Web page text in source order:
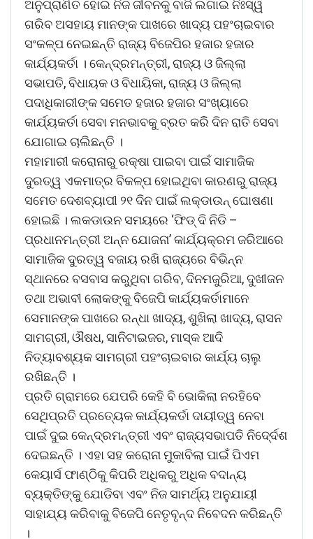
ଅନୁପ୍ରାଣିତ ହୋଇ ନିଜ ଜୀବନକୁ ବାଜି ଲଗାଇ ନିଃସ୍ୱ
ଗରିବ ଅସହାୟ ମାନଙ୍କ ପାଖରେ ଖାଦ୍ୟ ପହଂଚାଇବାର
ସଂକଳ୍ପ ନେଇଛନ୍ତି ରାଜ୍ୟ ବିଜେପିର ହଜାର ହଜାର
କାର୍ଯ୍ୟକର୍ତା । କେନ୍ଦ୍ରମନ୍ତ୍ରୀ, ରାଜ୍ୟ ଓ ଜିଲ୍ଲା
ସଭାପତି, ବିଧାୟକ ଓ ବିଧାୟିକା, ରାଜ୍ୟ ଓ ଜିଲ୍ଲା
ପଦାଧିକାରୀଙ୍କ ସମେତ ହଜାର ହଜାର ସଂଖ୍ୟାରେ
କାର୍ଯ୍ୟକର୍ତା ସେବା ମନଭାବକୁ ବ୍ରତ କରିି ଦିନ ରାତି ସେବା
ଯୋଗାଇ ଚାଲିଛନ୍ତି ।
ମହାମାରୀ କରୋନାରୁ ରକ୍ଷା ପାଇବା ପାଇଁ ସାମାଜିକ
ଦୁରତ୍ୱ ଏକମାତ୍ର ବିକଳ୍ପ ହୋଇଥିବା କାରଣରୁ ରାଜ୍ୟ
ସମେତ ଦେଶବ୍ୟାପୀ ୨୧ ଦିନ ପାଇଁ ଲକ୍ଡାଉନ୍ ଘୋଷଣା
ହୋଇଛି । ଲକଡାଉନ ସମୟରେ ‘ଫିଡ୍ ଦି ନିଡି –
ପ୍ରଧାନମନ୍ତ୍ରୀ ଅନ୍ନ ଯୋଜନା’ କାର୍ଯ୍ୟକ୍ରମ ଜରିଆରେ
ସାମାଜିକ ଦୁରତ୍ୱ ବଜାୟ ରଖି ରାଜ୍ୟରେ ବିଭିନ୍ନ
ସ୍ଥାନରେ ବସବାସ କରୁଥିବା ଗରିବ, ଦିନମଜୁରିଆ, ଦୁଖୀଜନ
ତଥା ଅଭାବୀ ଲୋକଙ୍କୁ ବିଜେପି କାର୍ଯ୍ୟକର୍ତାମାନେ
ସେମାନଙ୍କ ପାଖରେ ରନ୍ଧା ଖାଦ୍ୟ, ଶୁଖିଲା ଖାଦ୍ୟ, ରାସନ
ସାମଗ୍ରୀ, ଔଷଧ, ସାନିଟାଇଜର, ମାସ୍କ ଆଦି
ନିତ୍ୟାବଶ୍ୟକ ସାମଗ୍ରୀ ପହଂଚାଇବାର କାର୍ଯ୍ୟ ଚାଲୁ
ରଖିଛନ୍ତି ।
ପ୍ରତି ଗ୍ରାମରେ ଯେପରି କେହି ବି ଭୋକିଲା ନରହିବେ
ସେଥିପ୍ରତି ପ୍ରତ୍ୟେକ କାର୍ଯ୍ୟକର୍ତା ଦାୟୀତ୍ୱ ନେବା
ପାଇଁ ଦୁଇ କେନ୍ଦ୍ରମନ୍ତ୍ରୀ ଏବଂ ରାଜ୍ୟସଭାପତି ନିଦେ୍ର୍ଦଶ
ଦେଇଛନ୍ତି । ଏହା ସହ କରୋନା ମୁକାବିଲା ପାଇଁ ପିଏମ
କେୟାର୍ସ ଫାଣ୍ଠିକୁ କିପରି ଅଧିକରୁ ଅଧିକ ବଦାନ୍ୟ
ବ୍ୟକ୍ତିଙ୍କୁ ଯୋଡିବା ଏବଂ ନିଜ ସାମର୍ଥ୍ୟ ଅନୁଯାୟୀ
ସାହାଯ୍ୟ କରିବାକୁ ବିଜେପି ନେତୃବୃନ୍ଦ ନିବେଦନ କରିଛନ୍ତି
।